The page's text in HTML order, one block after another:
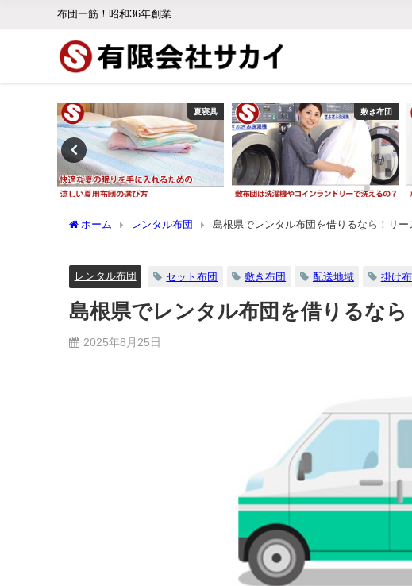
布団一筋！昭和36年創業
夏寝具 敷き布団
ホーム レンタル布団 島根県でレンタル布団を借りるなら！リー
レンタル布団 セット布団 敷き布団 配送地域 掛け
島根県でレンタル布団を借りるな
2025年8月25日